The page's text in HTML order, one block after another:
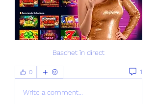
Baschet în direct
0 1
Write a comment...